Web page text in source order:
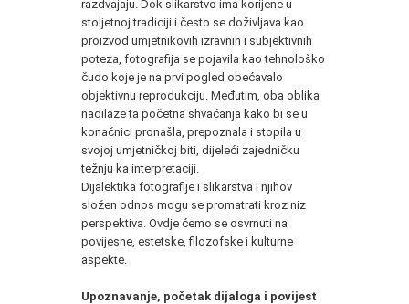
razdvajaju. Dok slikarstvo ima korijene u
stoljetnoj tradiciji i često se doživljava kao
proizvod umjetnikovih izravnih i subjektivnih
poteza, fotografija se pojavila kao tehnološko
čudo koje je na prvi pogled obećavalo
objektivnu reprodukciju. Međutim, oba oblika
nadilaze ta početna shvaćanja kako bi se u
konačnici pronašla, prepoznala i stopila u
svojoj umjetničkoj biti, dijeleći zajedničku
težnju ka interpretaciji.
Dijalektika fotografije i slikarstva i njihov
složen odnos mogu se promatrati kroz niz
perspektiva. Ovdje ćemo se osvrnuti na
povijesne, estetske, filozofske i kulturne
aspekte.
Upoznavanje, početak dijaloga i povijest